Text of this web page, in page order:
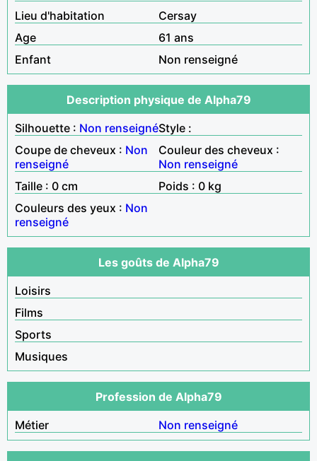
Lieu d'habitation
Cersay
Age
61 ans
Enfant
Non renseigné
Description physique de Alpha79
Silhouette : Non renseignéStyle :
Coupe de cheveux : Non
renseigné
Couleur des cheveux :
Non renseigné
Taille : 0 cm
Poids : 0 kg
Couleurs des yeux : Non
renseigné
Les goûts de Alpha79
Loisirs
Films
Sports
Musiques
Profession de Alpha79
Métier
Non renseigné